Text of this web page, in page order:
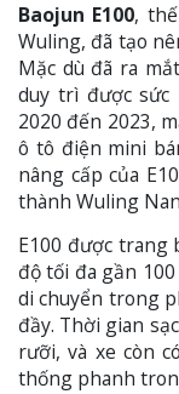
Baojun E100,
Wuling, đã tạo
Mặc dù đã ra
duy trì được
2020 đến 2023,
ô tô điện mini
nâng cấp của
thành Wuling
E100 được trang
độ tối đa gần
di chuyển trong
đầy. Thời gian
rưỡi, và xe còn
thống phanh